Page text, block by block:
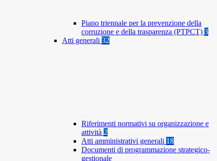
Piano triennale per la prevenzione della
corruzione e della trasparenza (PTPCT) 3
Atti generali 32
Riferimenti normativi su organizzazione e
attività 2
Atti amministrativi generali 18
Documenti di programmazione strategico-
gestionale